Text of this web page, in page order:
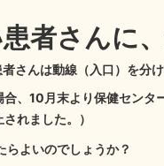
者さんに
さんは動線（入口）を分
、10月末より保健セン
れました。）
よいのでしょうか？